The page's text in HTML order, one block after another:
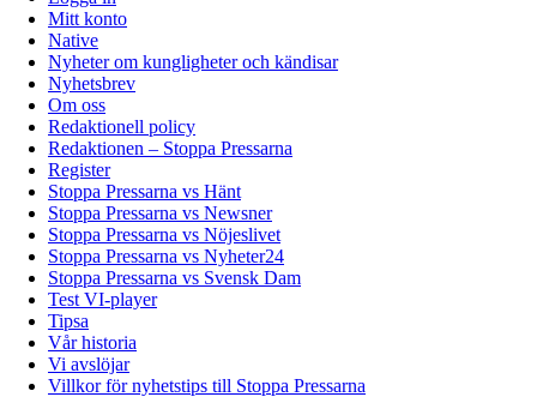
Mitt konto
Native
Nyheter om kungligheter och kändisar
Nyhetsbrev
Om oss
Redaktionell policy
Redaktionen – Stoppa Pressarna
Register
Stoppa Pressarna vs Hänt
Stoppa Pressarna vs Newsner
Stoppa Pressarna vs Nöjeslivet
Stoppa Pressarna vs Nyheter24
Stoppa Pressarna vs Svensk Dam
Test VI-player
Tipsa
Vår historia
Vi avslöjar
Villkor för nyhetstips till Stoppa Pressarna